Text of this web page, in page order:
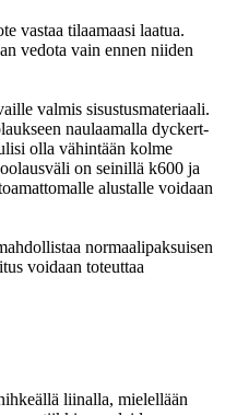
vastaa tilaamaasi laatua.
vedota vain ennen niiden
valmis sisustusmateriaali.
naulaamalla dyckert-
olla vähintään kolme
on seinillä k600 ja
alustalle voidaan
normaalipaksuisen
voidaan toteuttaa
liinalla, mielellään